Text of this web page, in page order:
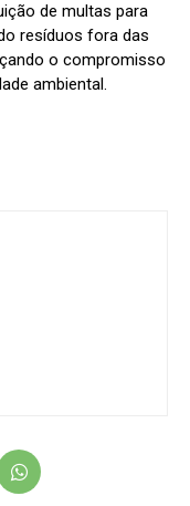
de multas para
resíduos fora das
o compromisso
ambiental.